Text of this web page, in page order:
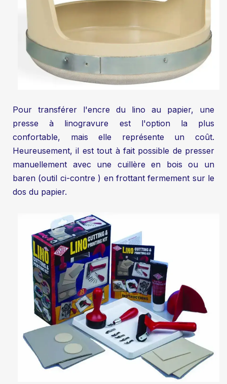
Pour transférer l'encre du lino au papier, une
presse à linogravure est l'option la plus
confortable, mais elle représente un coût.
Heureusement, il est tout à fait possible de presser
manuellement avec une cuillère en bois ou un
baren (outil ci-contre ) en frottant fermement sur le
dos du papier.